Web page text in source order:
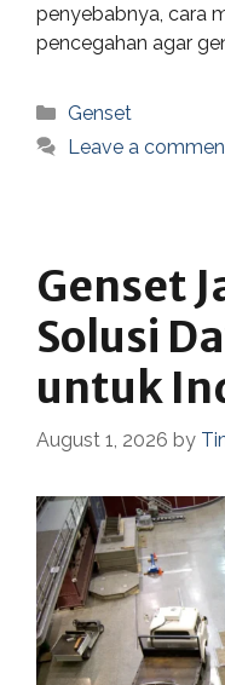
penyebabnya, cara
pencegahan agar
Categories
Genset
Leave a
Genset
Solusi
untuk
August 1, 2026 by